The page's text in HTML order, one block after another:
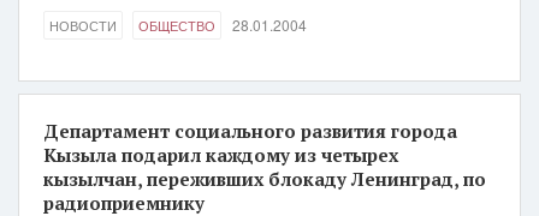
НОВОСТИ ОБЩЕСТВО 28.01.2004
Департамент социального развития города
Кызыла подарил каждому из четырех
кызылчан, переживших блокаду Ленинград, по
радиоприемнику